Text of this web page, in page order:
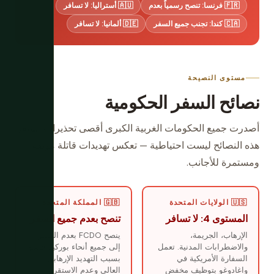
🇫🇷 فرنسا: تنصح رسمياً بعدم
🇦🇺 أستراليا: لا تسافر
🇨🇦 كندا: تجنب جميع السفر
🇩🇪 ألمانيا: لا تسافر
مستوى النصيحة
نصائح السفر الحكومية
أصدرت جميع الحكومات الغربية الكبرى أقصى تحذيرات السفر.
هذه النصائح ليست احتياطية — تعكس تهديدات قاتلة موثقة
ومستمرة للأجانب.
🇺🇸 الولايات المتحدة
المستوى 4: لا تسافر
الإرهاب، الجريمة،
والاضطرابات المدنية. تعمل
السفارة الأمريكية في
واغادوغو بتوظيف مخفض
🇬🇧 المملكة المتحدة
تنصح بعدم جميع السفر
ينصح FCDO بعدم السفر
إلى جميع أنحاء بوركينا فاسو
بسبب التهديد الإرهابي
العالي وعدم الاستقرار